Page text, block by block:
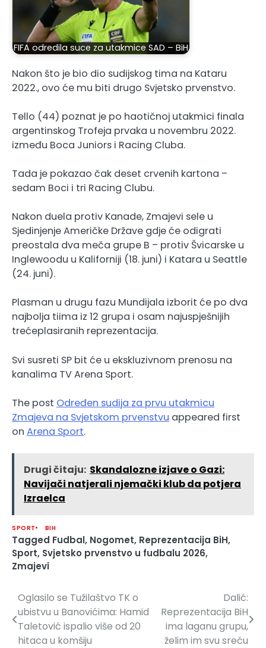
FIFA odredila suce za utakmice SAD – BiH
Nakon što je bio dio sudijskog tima na Kataru
2022., ovo će mu biti drugo Svjetsko prvenstvo.
Tello (44) poznat je po haotičnoj utakmici finala
argentinskog Trofeja prvaka u novembru 2022.
između Boca Juniors i Racing Cluba.
Tada je pokazao čak deset crvenih kartona –
sedam Boci i tri Racing Clubu.
Nakon duela protiv Kanade, Zmajevi sele u
Sjedinjenje Američke Države gdje će odigrati
preostala dva meča grupe B – protiv Švicarske u
Inglewoodu u Kaliforniji (18. juni) i Katara u Seattle
(24. juni).
Plasman u drugu fazu Mundijala izborit će po dva
najbolja tiima iz 12 grupa i osam najuspješnijih
trećeplasiranih reprezentacija.
Svi susreti SP bit će u ekskluzivnom prenosu na
kanalima TV Arena Sport.
The post Određen sudija za prvu utakmicu
Zmajeva na Svjetskom prvenstvu appeared first
on Arena Sport.
Drugi čitaju: Skandalozne izjave o Gazi:
Navijači natjerali njemački klub da potjera
Izraelca
SPORT BIH
Tagged Fudbal, Nogomet, Reprezentacija BiH,
Sport, Svjetsko prvenstvo u fudbalu 2026,
Zmajevi
Navigacija
članaka
Oglasilo se Tužilaštvo TK o
ubistvu u Banovićima: Hamid
Taletović ispalio više od 20
hitaca u komšiju
Dalić:
Reprezentacija BiH
ima laganu grupu,
želim im svu sreću